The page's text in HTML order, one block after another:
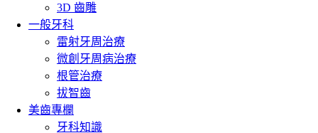
3D 齒雕
一般牙科
雷射牙周治療
微創牙周病治療
根管治療
拔智齒
美齒專欄
牙科知識